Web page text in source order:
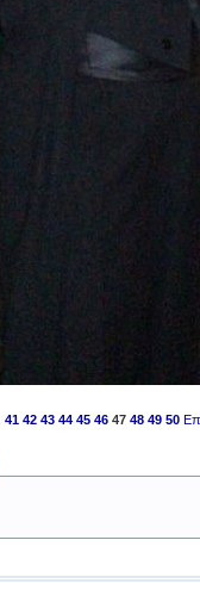
41 42 43 44 45 46 47 48 49 50